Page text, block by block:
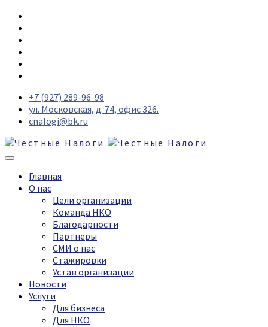
+7 (927) 289-96-98
ул. Московская, д. 74, офис 326.
cnalogi@bk.ru
Главная
О нас
Цели организации
Команда НКО
Благодарности
Партнеры
СМИ о нас
Стажировки
Устав организации
Новости
Услуги
Для бизнеса
Для НКО